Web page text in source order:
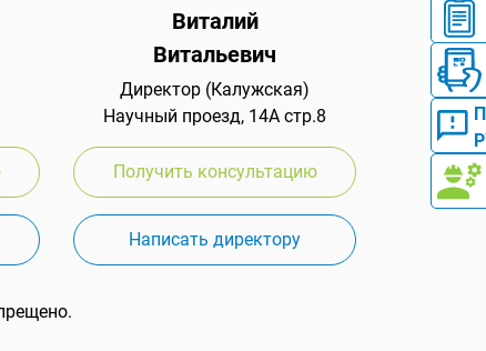
Виталий
Витальевич
Директор (Калужская)
Научный проезд, 14А стр.8
Получить консультацию
Написать директору